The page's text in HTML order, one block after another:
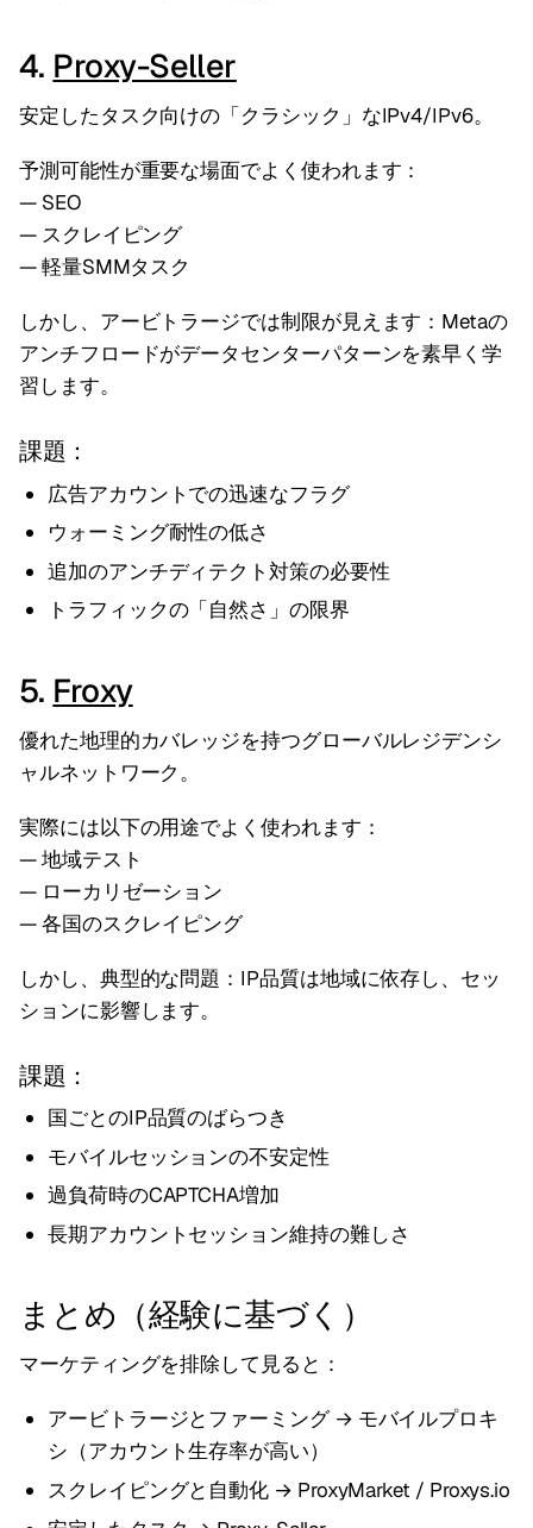
4. Proxy-Seller
安定したタスク向けの「クラシック」なIPv4/IPv6。
予測可能性が重要な場面でよく使われます：
— SEO
— スクレイピング
— 軽量SMMタスク
しかし、アービトラージでは制限が見えます：Metaの
アンチフロードがデータセンターパターンを素早く学
習します。
課題：
広告アカウントでの迅速なフラグ
ウォーミング耐性の低さ
追加のアンチディテクト対策の必要性
トラフィックの「自然さ」の限界
5. Froxy
優れた地理的カバレッジを持つグローバルレジデンシ
ャルネットワーク。
実際には以下の用途でよく使われます：
— 地域テスト
— ローカリゼーション
— 各国のスクレイピング
しかし、典型的な問題：IP品質は地域に依存し、セッ
ションに影響します。
課題：
国ごとのIP品質のばらつき
モバイルセッションの不安定性
過負荷時のCAPTCHA増加
長期アカウントセッション維持の難しさ
まとめ（経験に基づく）
マーケティングを排除して見ると：
アービトラージとファーミング → モバイルプロキ
シ（アカウント生存率が高い）
スクレイピングと自動化 → ProxyMarket / Proxys.io